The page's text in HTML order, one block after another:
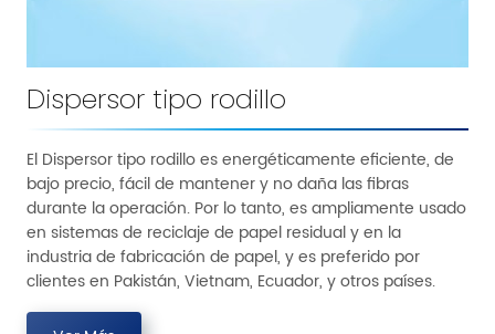
Dispersor tipo rodillo
El Dispersor tipo rodillo es energéticamente eficiente, de
bajo precio, fácil de mantener y no daña las fibras
durante la operación. Por lo tanto, es ampliamente usado
en sistemas de reciclaje de papel residual y en la
industria de fabricación de papel, y es preferido por
clientes en Pakistán, Vietnam, Ecuador, y otros países.